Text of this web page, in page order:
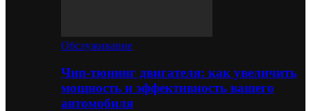
Обслуживание
Чип-тюнинг двигателя: как увеличить
мощность и эффективность вашего
автомобиля